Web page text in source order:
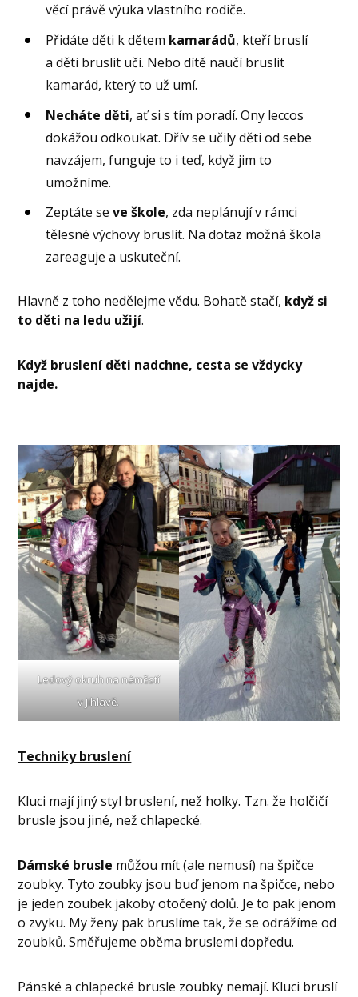
věcí právě výuka vlastního rodiče.
Přidáte děti k dětem kamarádů, kteří bruslí
a děti bruslit učí. Nebo dítě naučí bruslit
kamarád, který to už umí.
Necháte děti, ať si s tím poradí. Ony leccos
dokážou odkoukat. Dřív se učily děti od sebe
navzájem, funguje to i teď, když jim to
umožníme.
Zeptáte seve škole, zda neplánují v rámci
tělesné výchovy bruslit. Na dotaz možná škola
zareaguje a uskuteční.
Hlavně z toho nedělejme vědu. Bohatě stačí, když si
to děti na ledu užijí.
Když bruslení děti nadchne, cesta se vždycky
najde.
Ledový okruh na náměstí
v Jihlavě.
Techniky bruslení
Kluci mají jiný styl bruslení, než holky. Tzn. že holčičí
brusle jsou jiné, než chlapecké.
Dámské brusle můžou mít (ale nemusí) na špičce
zoubky. Tyto zoubky jsou buď jenom na špičce, nebo
je jeden zoubek jakoby otočený dolů. Je to pak jenom
o zvyku. My ženy pak bruslíme tak, že se odrážíme od
zoubků. Směřujeme oběma bruslemi dopředu.
Pánské a chlapecké brusle zoubky nemají. Kluci bruslí